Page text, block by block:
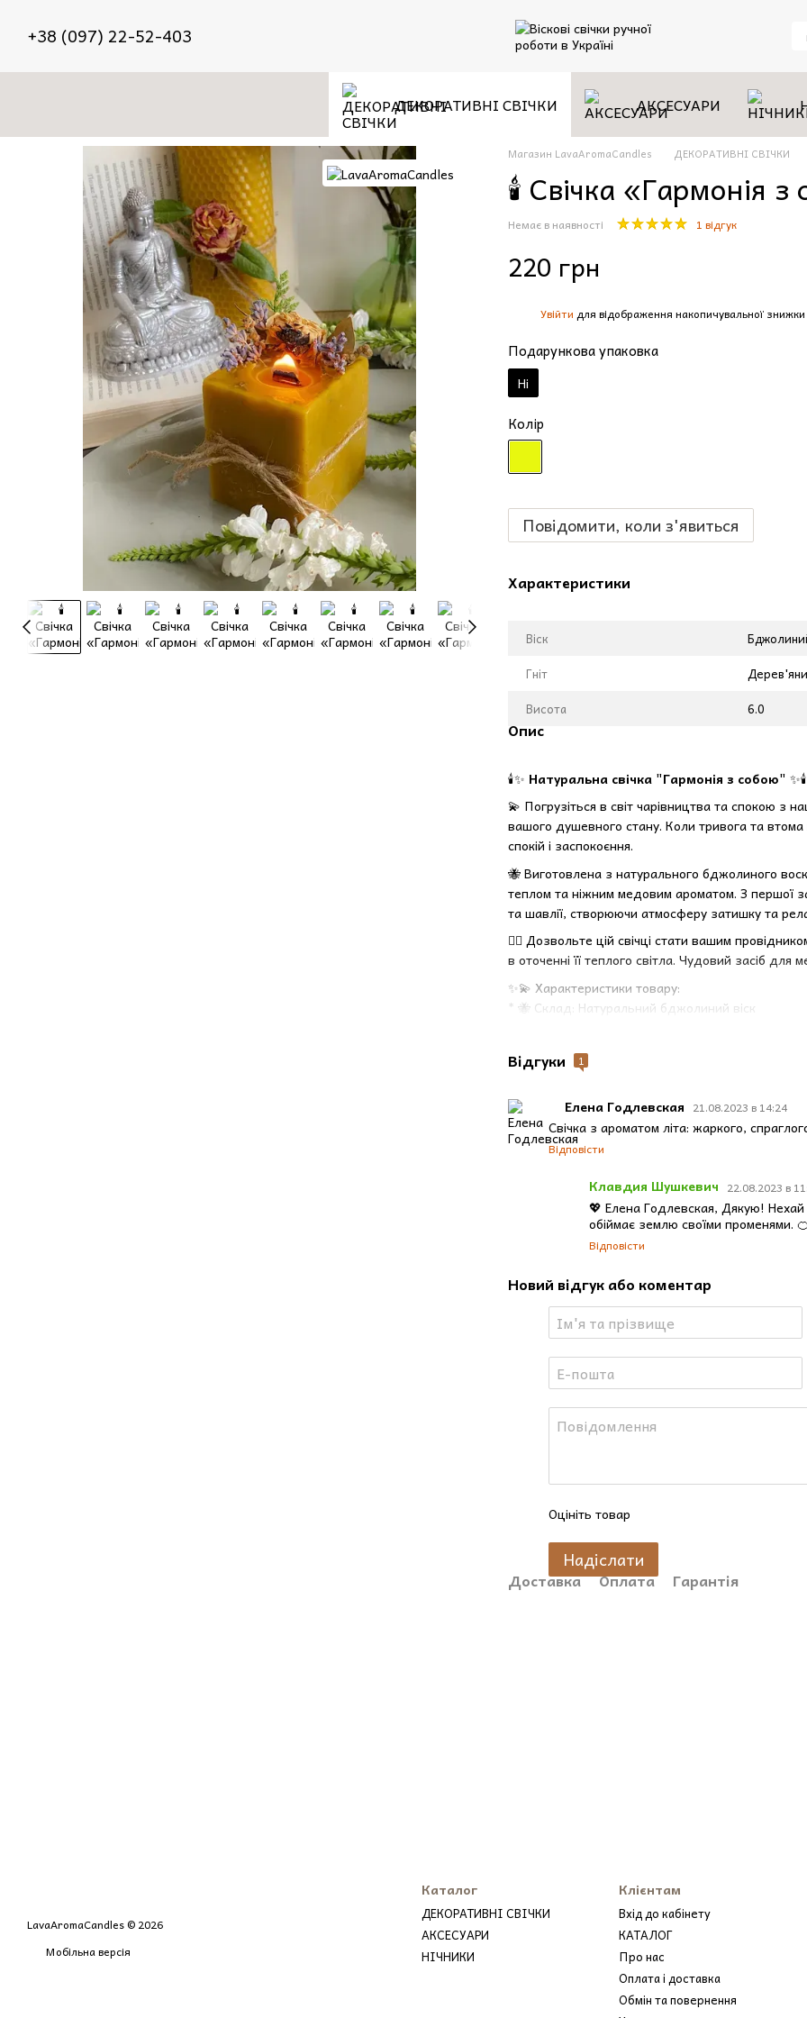
+38 (097) 22-52-403
ДЕКОРАТИВНІ СВІЧКИ АКСЕСУАРИ
Магазин LavaAromaCandles ДЕКОРАТИВНІ СВІЧКИ
🕯️ Свічка «Гармонія з
Немає в наявності 1 відгук
220 грн
Увійти для відображення накопичувальної знижки
Подарункова упаковка
Ні
Колір
Повідомити, коли з'явиться
Характеристики
Віск
Гніт
Висота
6.0
Опис
🕯️✨ Натуральна свічка "Гармонія з собою" ✨🕯️
💫 Погрузіться в світ чарівництва та спокою з
вашого душевного стану. Коли тривога та
спокій і заспокоєння.
🐝 Виготовлена з натурального бджолиного
теплом та ніжним медовим ароматом. З першої
та шавлії, створюючи атмосферу затишку та
💆‍♀️ Дозвольте цій свічці стати вашим
в оточенні її теплого світла. Чудовий засіб
✨💫 Характеристики товару:
* 🐝 Склад: Натуральний бджолиний віск
* 🌲 Гніт: Дерев'яний
🔮 Доповніть свою колекцію свічок цим чарівним
створення унікального та гармонійного
ручної роботи і дайте вашим відчуттям
Відгуки 1
Елена Годлевская 21.08.2023 в 14:24
Свічка з ароматом літа: жаркого,
Відповісти
Клавдия Шушкевич 22.08.2023 в
💖 Елена Годлевская, Дякую! Нехай
обіймає землю своїми променями.
Відповісти
Новий відгук або коментар
Оцініть товар
Надіслати
Доставка Оплата Гарантія
LavaAromaCandles © 2026
Мобільна версія
Каталог
ДЕКОРАТИВНІ СВІЧКИ
АКСЕСУАРИ
НІЧНИКИ
Клієнтам
Вхід до кабінету
КАТАЛОГ
Про нас
Оплата і доставка
Обмін та повернення